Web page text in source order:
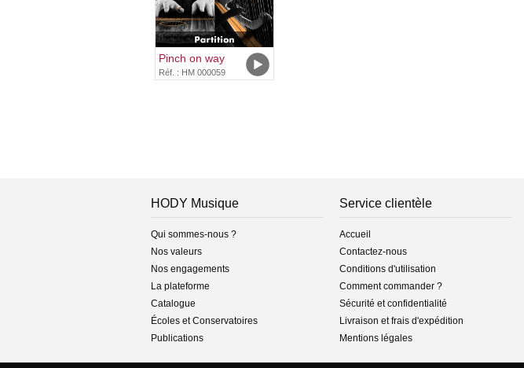
Pinch on way
Réf. : HM 000059
HODY Musique
Qui sommes-nous ?
Nos valeurs
Nos engagements
La plateforme
Catalogue
Écoles et Conservatoires
Publications
Service clientèle
Accueil
Contactez-nous
Conditions d'utilisation
Comment commander ?
Sécurité et confidentialité
Livraison et frais d'expédition
Mentions légales